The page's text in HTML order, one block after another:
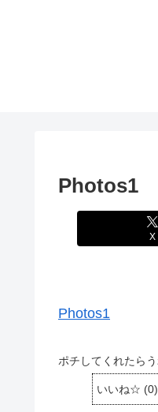
Photos1
X
Photos1
ポチしてくれたら
いいね☆ (0)